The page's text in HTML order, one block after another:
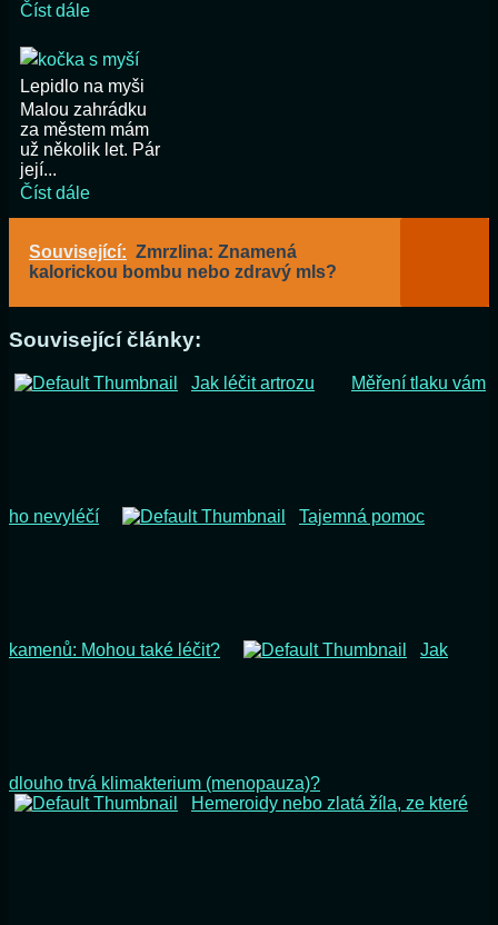
Číst dále
Lepidlo na myši
Malou zahrádku
za městem mám
už několik let. Pár
její...
Číst dále
Související: Zmrzlina: Znamená
kalorickou bombu nebo zdravý mls?
Související články:
Jak léčit artrozu Měření tlaku vám
ho nevyléčí Tajemná pomoc
kamenů: Mohou také léčit? Jak
dlouho trvá klimakterium (menopauza)?
Hemeroidy nebo zlatá žíla, ze které